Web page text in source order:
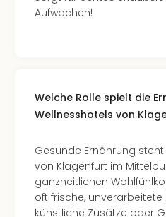
Aufwachen!
Welche Rolle spielt die
Wellnesshotels von
Gesunde Ernährung
von Klagenfurt im
ganzheitlichen
oft frische,
künstliche Zusätze oder